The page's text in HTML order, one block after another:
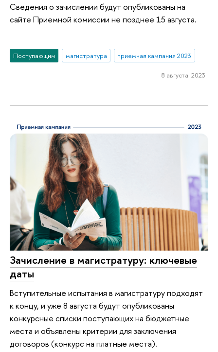
Сведения о зачислении будут опубликованы на
сайте Приемной комиссии не позднее 15 августа.
Поступающим магистратура приемная кампания 2023
8 августа 2023
Зачисление в магистратуру: ключевые
даты
Вступительные испытания в магистратуру подходят
к концу, и уже 8 августа будут опубликованы
конкурсные списки поступающих на бюджетные
места и объявлены критерии для заключения
договоров (конкурс на платные места).